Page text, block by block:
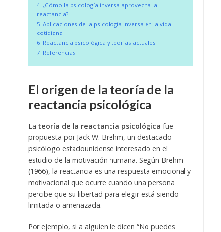
4 ¿Cómo la psicología inversa aprovecha la
reactancia?
5 Aplicaciones de la psicología inversa en la vida
cotidiana
6 Reactancia psicológica y teorías actuales
7 Referencias
El origen de la teoría de la
reactancia psicológica
La teoría de la reactancia psicológica fue
propuesta por Jack W. Brehm, un destacado
psicólogo estadounidense interesado en el
estudio de la motivación humana. Según Brehm
(1966), la reactancia es una respuesta emocional y
motivacional que ocurre cuando una persona
percibe que su libertad para elegir está siendo
limitada o amenazada.
Por ejemplo, si a alguien le dicen “No puedes